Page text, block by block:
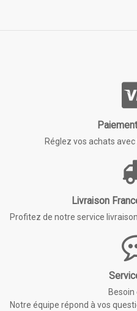
Réglez vos achats avec
Livraison
Profitez de notre service
Besoin
Notre équipe répond à vos